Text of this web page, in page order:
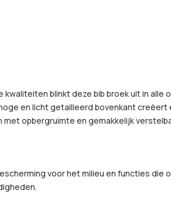
blinkt deze bib broek uit in
en licht getailleerd bovenkant
opbergruimte en gemakkelijk
voor het milieu en functies